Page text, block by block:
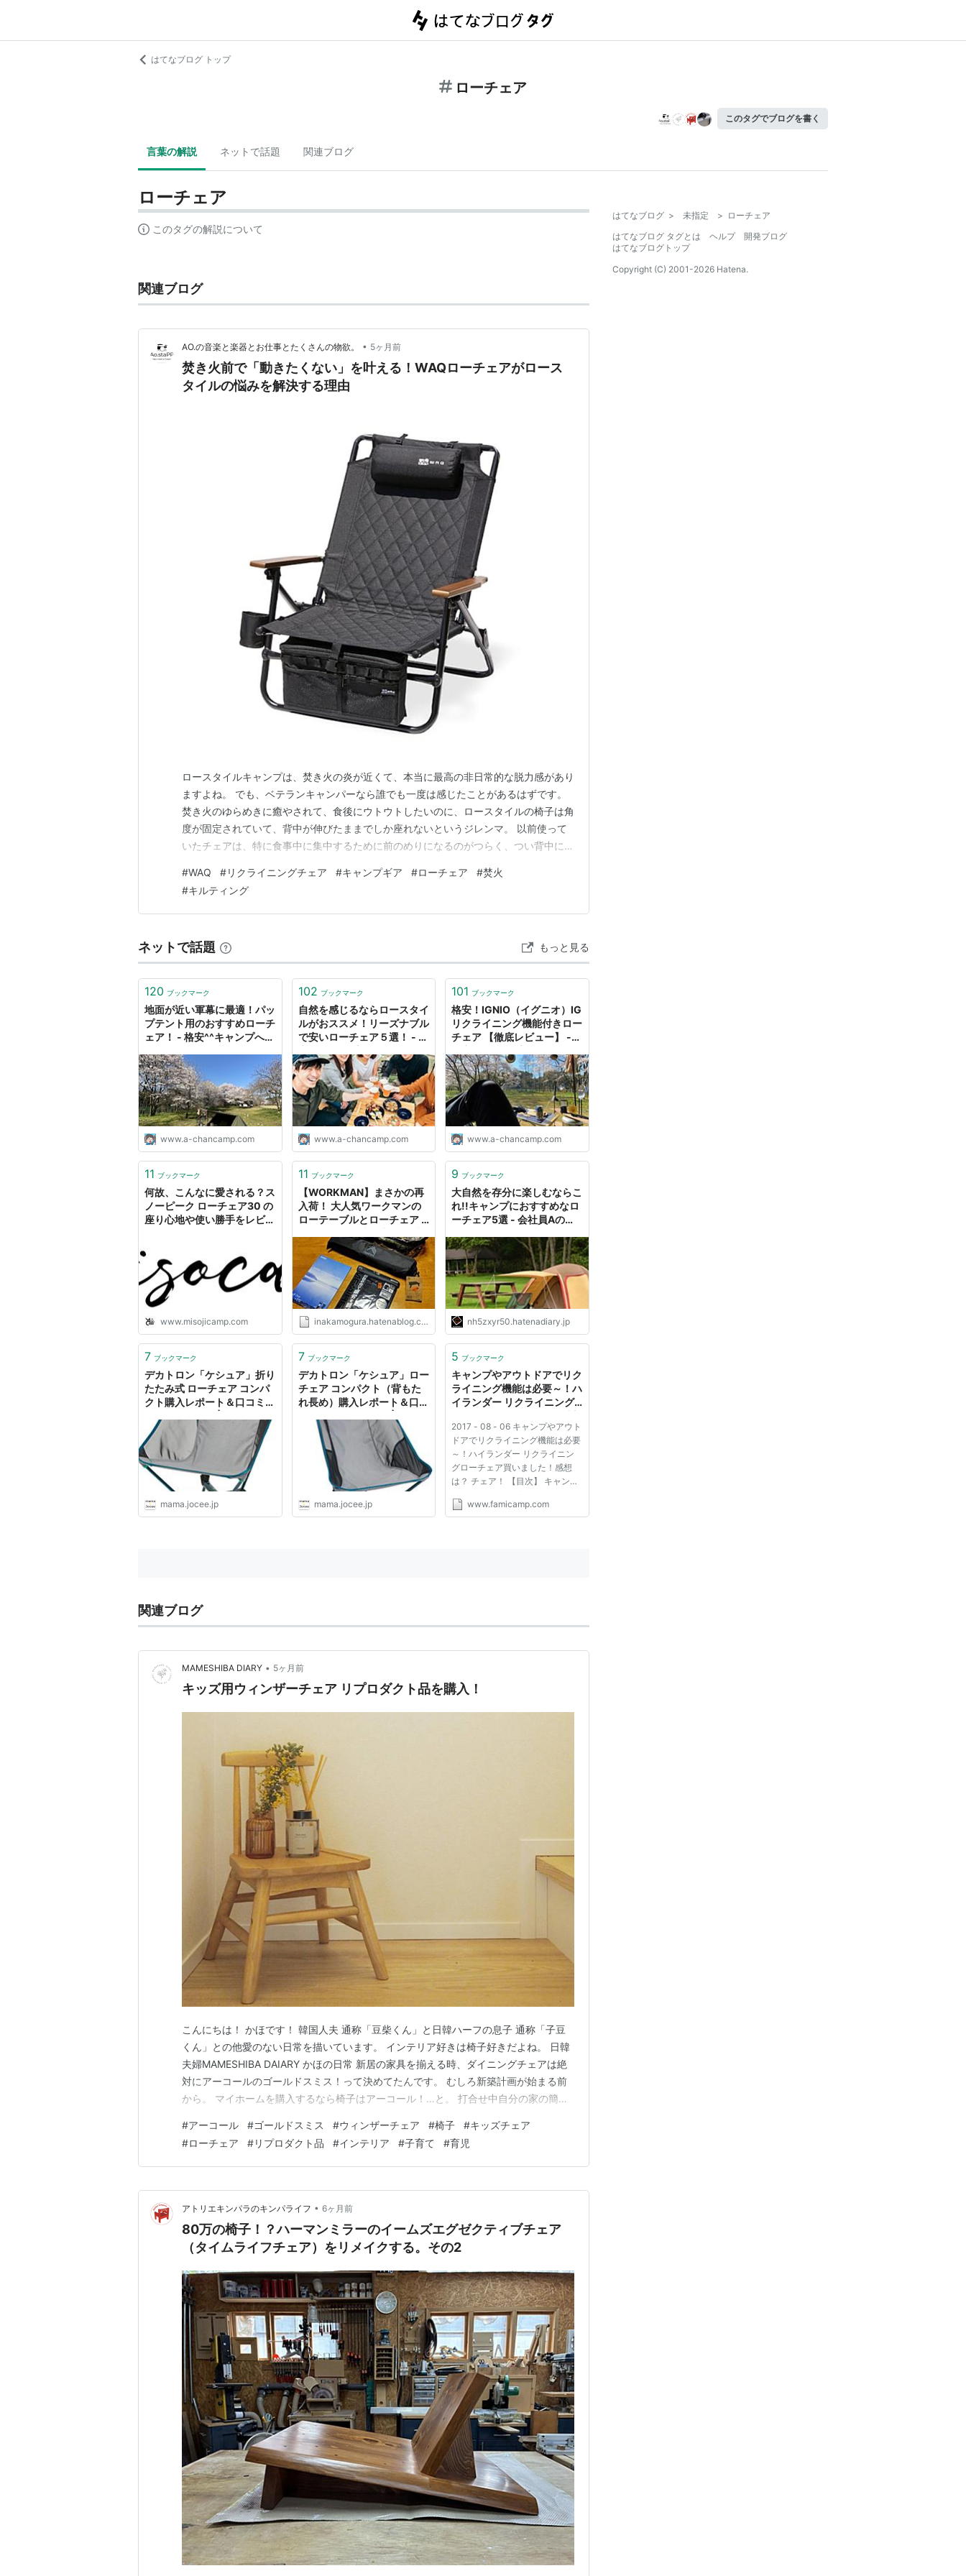
はてなブログ トップ
ローチェア
このタグでブログを書く
言葉の解説 ネットで話題 関連ブログ
ローチェア
このタグの解説について
関連ブログ
AO.の音楽と楽器とお仕事とたくさんの物欲。 • 5ヶ月前
焚き火前で「動きたくない」を叶える！WAQローチェアがロース
タイルの悩みを解決する理由
ロースタイルキャンプは、焚き火の炎が近くて、本当に最高の非日常的な脱力感があり
ますよね。 でも、ベテランキャンパーなら誰でも一度は感じたことがあるはずです。
焚き火のゆらめきに癒やされて、食後にウトウトしたいのに、ロースタイルの椅子は角
度が固定されていて、背中が伸びたままでしか座れないというジレンマ。 以前使って
いたチェアは、特に食事中に集中するために前のめりになるのがつらく、つい背中にク
くリラックスしに来たのに、週末までデスクワークのような疲労感が出てしまうのは、
避けたいところです。 今回WAQ Reclining …
#WAQ #リクライニングチェア #キャンプギア #ローチェア #焚火
#キルティング
ネットで話題 もっと見る
120 ブックマーク
地面が近い軍幕に最適！パッ
プテント用のおすすめローチ
ェア！ - 格安^^キャンプへＧ
www.a-chancamp.com
102 ブックマーク
自然を感じるならロースタイ
ルがおススメ！リーズナブル
で安いローチェア５選！ - 格
www.a-chancamp.com
101 ブックマーク
格安！IGNIO（イグニオ）IG
リクライニング機能付きロー
チェア 【徹底レビュー】 -
www.a-chancamp.com
11 ブックマーク
何故、こんなに愛される？ス
ノーピーク ローチェア30 の
座り心地や使い勝手をレビュ
www.misojicamp.com
11 ブックマーク
【WORKMAN】まさかの再
入荷！ 大人気ワークマンの
ローテーブルとローチェア -
グ
inakamogura.hatenablog.com
9 ブックマーク
大自然を存分に楽しむならこ
れ!!キャンプにおすすめなロ
ーチェア5選 - 会社員Aのお
nh5zxyr50.hatenadiary.jp
7 ブックマーク
デカトロン「ケシュア」折り
たたみ式 ローチェア コンパ
クト購入レポート＆口コミ・
Jocee@最新ニュース
mama.jocee.jp
7 ブックマーク
デカトロン「ケシュア」ロー
チェア コンパクト（背もた
れ長め）購入レポート＆口コ
Jocee@最新ニュース
mama.jocee.jp
5 ブックマーク
キャンプやアウトドアでリク
ライニング機能は必要～！ハ
イランダー リクライニング
は？ - ぐらまらすふぁみりー
きゃんぷ 家族でキャンプに
行こう！グラン��
2017 - 08 - 06 キャンプやアウト
ドアでリクライニング機能は必要
～！ハイランダー リクライニン
グローチェア買いました！感想
は？ チェア！ 【目次】 キャンプ
ほしいー！ 快適なリクライニン
www.famicamp.com
関連ブログ
MAMESHIBA DIARY • 5ヶ月前
キッズ用ウィンザーチェア リプロダクト品を購入！
こんにちは！ かほです！ 韓国人夫 通称「豆柴くん」と日韓ハーフの息子 通称「子豆
くん」との他愛のない日常を描いています。 インテリア好きは椅子好きだよね。 日韓
夫婦MAMESHIBA DAIARY かほの日常 新居の家具を揃える時、ダイニングチェアは絶
対にアーコールのゴールドスミス！って決めてたんです。 むしろ新築計画が始まる前
から。 マイホームを購入するなら椅子はアーコール！…と。 打合せ中自分の家の簡易
いに購入はほぼ決定事項の予定だった。、でもいざ購入(。-`ω-)ってなった時に急に気
持ちが揺らぎ始めた。 Yチ…
#アーコール #ゴールドスミス #ウィンザーチェア #椅子 #キッズチェア
#ローチェア #リプロダクト品 #インテリア #子育て #育児
アトリエキンパラのキンパライフ • 6ヶ月前
80万の椅子！？ハーマンミラーのイームズエグゼクティブチェア
（タイムライフチェア）をリメイクする。その2
はてなブログ > 未指定 > ローチェア
はてなブログ タグとは
ヘルプ
開発ブログ
はてなブログトップ
Copyright (C) 2001-2026 Hatena.